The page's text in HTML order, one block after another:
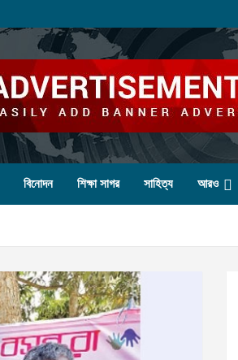
বিনোদন শিক্ষা সাগর সাহিত্য আরও